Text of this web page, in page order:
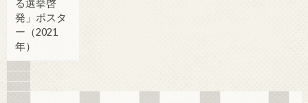
る選挙啓
発」ポスタ
ー（2021
年）